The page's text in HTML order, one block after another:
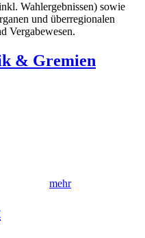
Wahlergebnissen) sowie
und überregionalen
Vergabewesen.
& Gremien
mehr